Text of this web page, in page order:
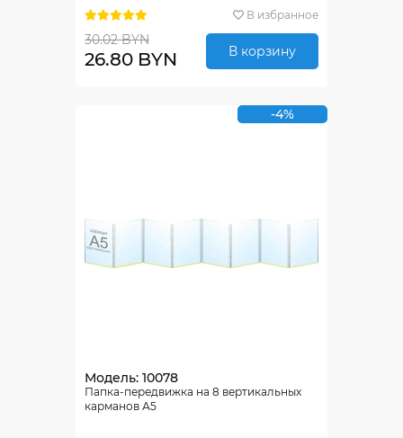
В избранное
30.02 BYN
26.80 BYN В корзину
-4%
Модель: 10078
Папка-передвижка на 8 вертикальных
карманов А5